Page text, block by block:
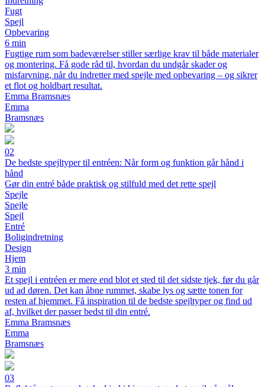
Fugt
Spejl
Opbevaring
6 min
Fugtige rum som badeværelser stiller særlige krav til både materialer
og montering. Få gode råd til, hvordan du undgår skader og
misfarvning, når du indretter med spejle med opbevaring – og sikrer
et flot og holdbart resultat.
Emma Bramsnæs
Emma
Bramsnæs
02
De bedste spejltyper til entréen: Når form og funktion går hånd i
hånd
Gør din entré både praktisk og stilfuld med det rette spejl
Spejle
Spejle
Spejl
Entré
Boligindretning
Design
Hjem
3 min
Et spejl i entréen er mere end blot et sted til det sidste tjek, før du går
ud ad døren. Det kan åbne rummet, skabe lys og sætte tonen for
resten af hjemmet. Få inspiration til de bedste spejltyper og find ud
af, hvilket der passer bedst til din entré.
Emma Bramsnæs
Emma
Bramsnæs
03